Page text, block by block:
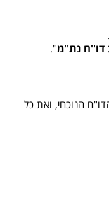
.
נת"מ".
הנוכחי, ואת כל